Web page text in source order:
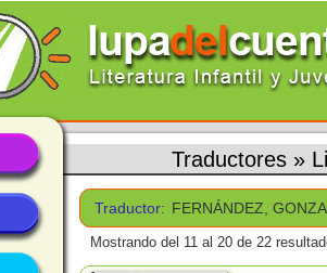
Traductores »
Traductor: FERNÁNDEZ,
Mostrando del 11 al 20 de 22